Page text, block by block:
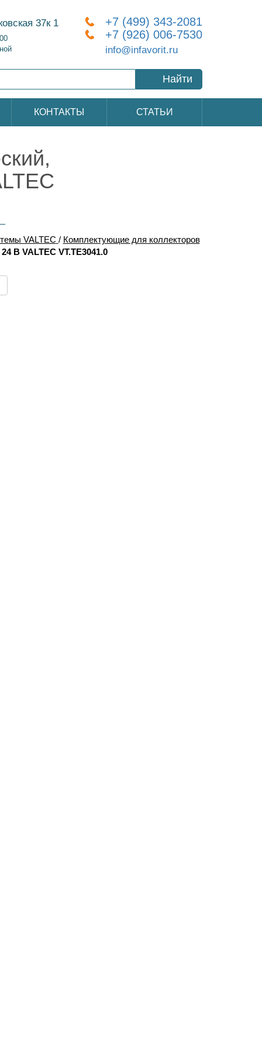
37к 1
+7 (499) 343-2081
+7 (926) 006-7530
info@infavorit.ru
Найти
КОНТАКТЫ СТАТЬИ
VALTEC / Комплектующие для коллекторов
В VALTEC VT.TE3041.0